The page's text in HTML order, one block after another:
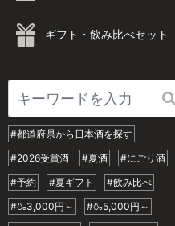
ギフト・飲み比べセット
#都道府県から日本酒を探す
#2026受賞酒
#夏酒
#にごり酒
#予約
#夏ギフト
#飲み比べ
#🍶3,000円～
#🍶5,000円～